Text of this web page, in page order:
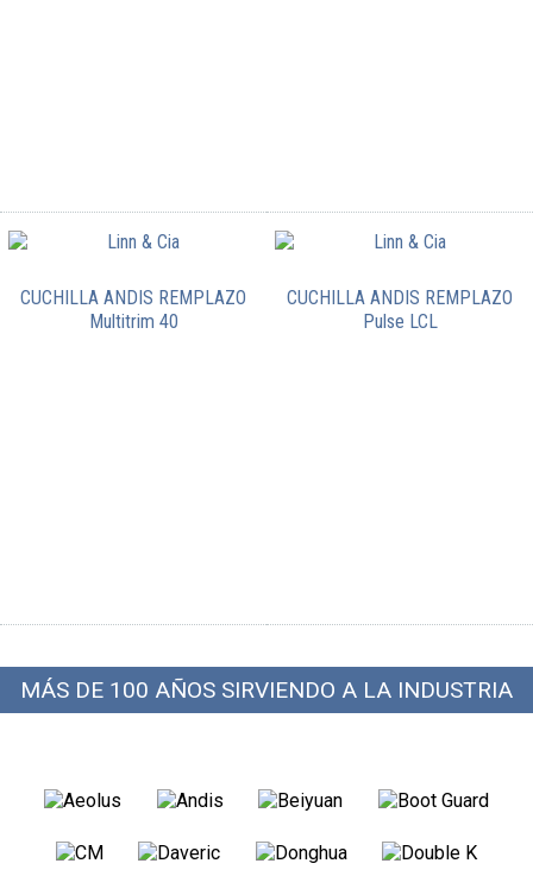
CUCHILLA ANDIS REMPLAZO
Multitrim 40
CUCHILLA ANDIS REMPLAZO
Pulse LCL
MÁS DE 100 AÑOS SIRVIENDO A LA INDUSTRIA